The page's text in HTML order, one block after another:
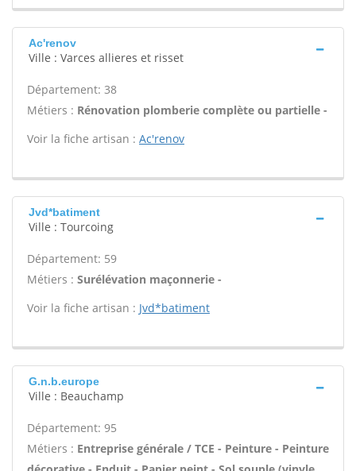
Ac'renov
Ville : Varces allieres et risset
Département: 38
Métiers : Rénovation plomberie complète ou partielle -
Voir la fiche artisan : Ac'renov
Jvd*batiment
Ville : Tourcoing
Département: 59
Métiers : Surélévation maçonnerie -
Voir la fiche artisan : Jvd*batiment
G.n.b.europe
Ville : Beauchamp
Département: 95
Métiers : Entreprise générale / TCE - Peinture - Peinture